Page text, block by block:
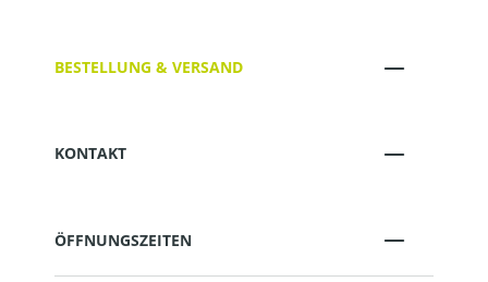
BESTELLUNG & VERSAND
KONTAKT
ÖFFNUNGSZEITEN